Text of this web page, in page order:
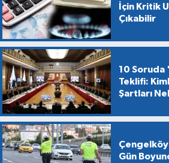
İçin Kritik
Çıkabilir
10 Soruda
Teklifi:
Şartları
Çengelköy
Gün